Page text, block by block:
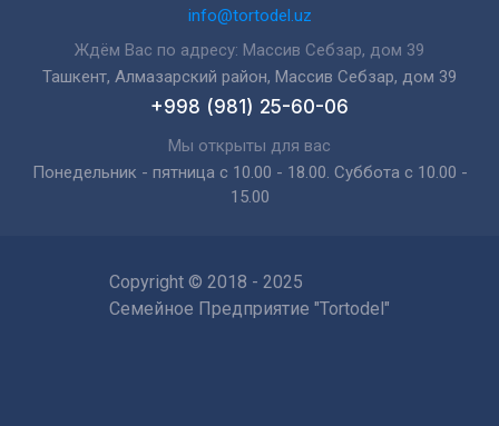
info@tortodel.uz
Ждём Вас по адресу: Массив Себзар, дом 39
Ташкент, Алмазарский район, Массив Себзар, дом 39
+998 (981) 25-60-06
Мы открыты для вас
Понедельник - пятница с 10.00 - 18.00. Суббота с 10.00 -
15.00
Copyright © 2018 - 2025
Семейное Предприятие "Tortodel"